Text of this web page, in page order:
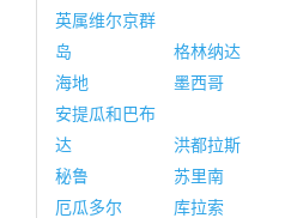
英属维尔京群
岛
格林纳达
海地
墨西哥
安提瓜和巴布
达
洪都拉斯
秘鲁
苏里南
厄瓜多尔
库拉索